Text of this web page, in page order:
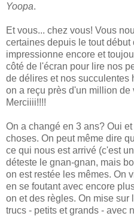
Yoopa.
Et vous... chez vous! Vous
certaines depuis le tout
impressionne encore et
côté de l'écran pour lire nos
de délires et nos succulentes
on a reçu près d'un million
Merciiii!!!!
On a changé en 3 ans? Oui
choses. On peut même dire
ce qui nous est arrivé (c'est
déteste le gnan-gnan, mais
on est restée les mêmes. On
en se foutant avec encore
on et des règles. On mise
trucs - petits et grands - avec